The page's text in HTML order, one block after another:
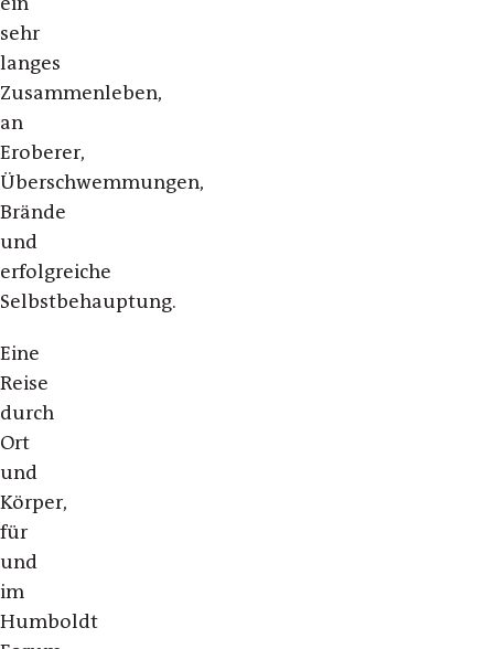
sehr
langes
Zusammenleben,
an
Eroberer,
Überschwemmungen,
Brände
und
erfolgreiche
Selbstbehauptung.
Eine
Reise
durch
Ort
und
Körper,
für
und
im
Humboldt